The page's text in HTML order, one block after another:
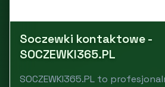
Soczewki kontaktowe -
SOCZEWKI365.PL
SOCZEWKI365.PL to